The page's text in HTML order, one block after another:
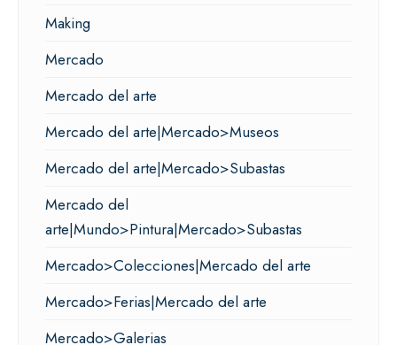
Making
Mercado
Mercado del arte
Mercado del arte|Mercado>Museos
Mercado del arte|Mercado>Subastas
Mercado del
arte|Mundo>Pintura|Mercado>Subastas
Mercado>Colecciones|Mercado del arte
Mercado>Ferias|Mercado del arte
Mercado>Galerias